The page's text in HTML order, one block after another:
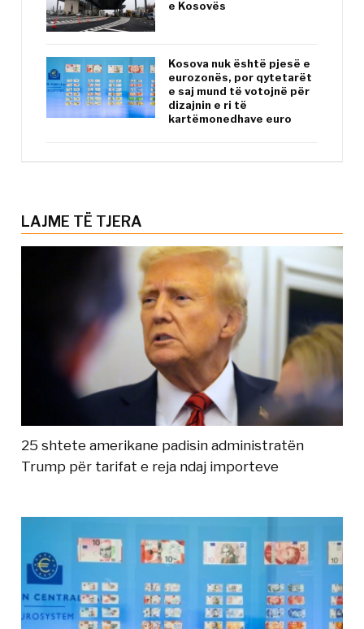
e Kosovës
Kosova nuk është pjesë e
eurozonës, por qytetarët
e saj mund të votojnë për
dizajnin e ri të
kartëmonedhave euro
LAJME TË TJERA
25 shtete amerikane padisin administratën
Trump për tarifat e reja ndaj importeve